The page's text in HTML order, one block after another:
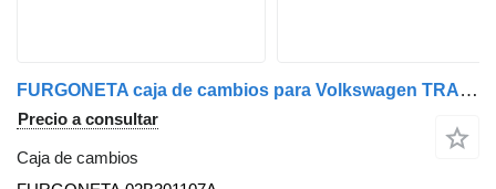
FURGONETA caja de cambios para Volkswagen TRANSPORTER / CARAVELLE III | 79 - 92 furgoneta
Precio a consultar
Caja de cambios